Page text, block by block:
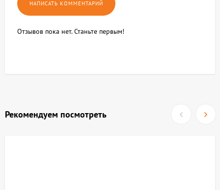
Отзывов пока нет. Станьте первым!
Рекомендуем посмотреть